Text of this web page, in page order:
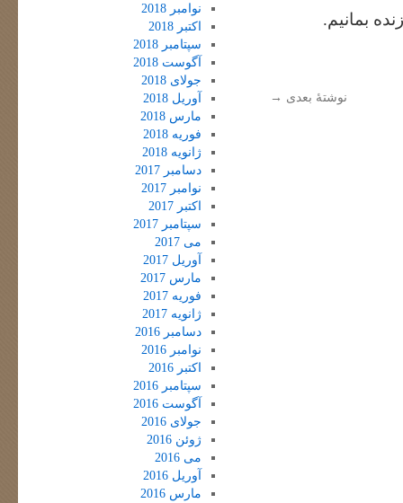
بمانیم.
نوشتهٔ بعدی →
نوامبر 2018
اکتبر 2018
سپتامبر 2018
آگوست 2018
جولای 2018
آوریل 2018
مارس 2018
فوریه 2018
ژانویه 2018
دسامبر 2017
نوامبر 2017
اکتبر 2017
سپتامبر 2017
می 2017
آوریل 2017
مارس 2017
فوریه 2017
ژانویه 2017
دسامبر 2016
نوامبر 2016
اکتبر 2016
سپتامبر 2016
آگوست 2016
جولای 2016
ژوئن 2016
می 2016
آوریل 2016
مارس 2016